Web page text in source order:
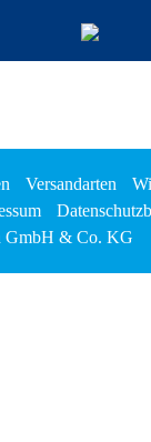
Versandarten
GmbH & Co. KG